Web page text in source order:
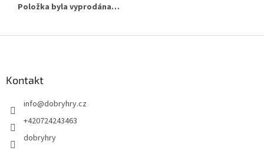
Položka byla vyprodána…
Kontakt
info@dobryhry.cz
+420724243463
dobryhry